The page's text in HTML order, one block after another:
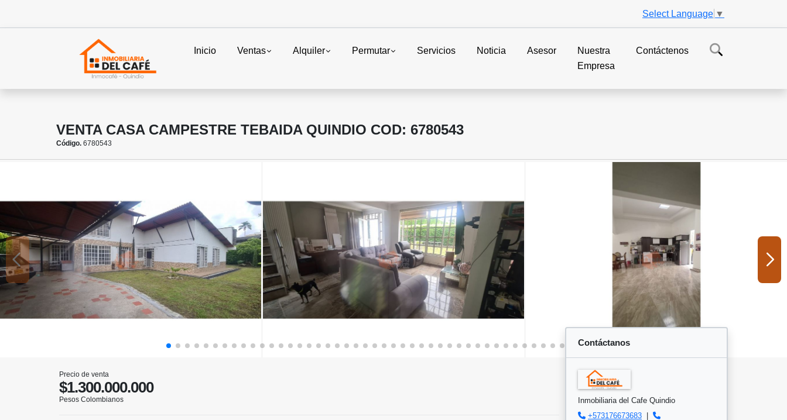
Select Language ▼
Inicio Ventas Alquiler Permutar Servicios Noticia Asesor
Nuestra
Empresa
Contáctenos
VENTA CASA CAMPESTRE TEBAIDA QUINDIO COD: 6780543
Código. 6780543
Precio de venta
$1.300.000.000
Pesos Colombianos
Contáctanos
Inmobiliaria del Cafe Quindio
+573176673683 |